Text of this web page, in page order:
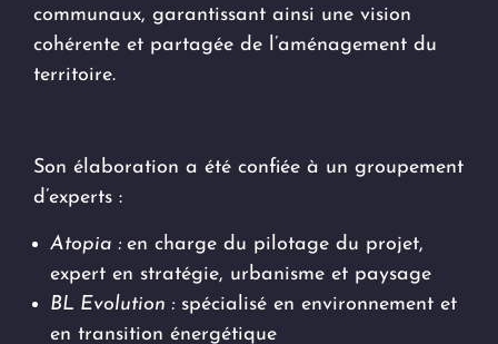
communaux, garantissant ainsi une vision
cohérente et partagée de l’aménagement du
territoire.
Son élaboration a été confiée à un groupement
d’experts :
Atopia : en charge du pilotage du projet,
expert en stratégie, urbanisme et paysage
BL Evolution : spécialisé en environnement et
en transition énergétique